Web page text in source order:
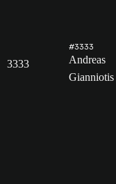
3333
#3333
Andreas
Gianniotis